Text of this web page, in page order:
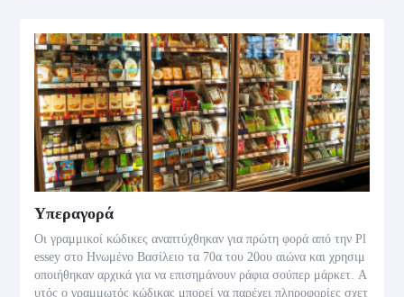
Υπεραγορά
Οι γραμμικοί κώδικες αναπτύχθηκαν για πρώτη φορά από την Pl
essey στο Ηνωμένο Βασίλειο τα 70α του 20ου αιώνα και χρησιμ
οποιήθηκαν αρχικά για να επισημάνουν ράφια σούπερ μάρκετ. Α
υτός ο γραμμωτός κώδικας μπορεί να παρέχει πληροφορίες σχετ